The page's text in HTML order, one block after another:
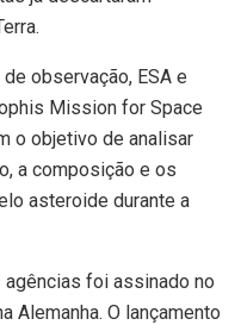
.
observação, ESA e
Mission for Space
o objetivo de analisar
a composição e os
asteroide durante a
foi assinado no
Alemanha. O lançamento